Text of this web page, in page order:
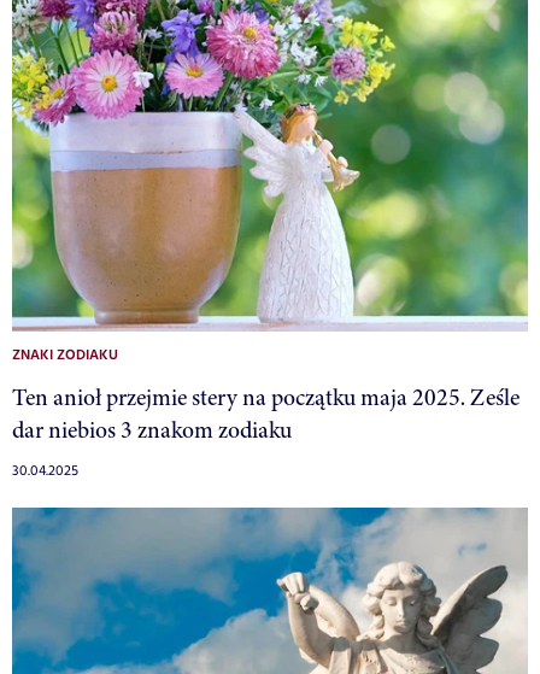
ZNAKI ZODIAKU
Ten anioł przejmie stery na początku maja 2025. Ześle
dar niebios 3 znakom zodiaku
30.04.2025